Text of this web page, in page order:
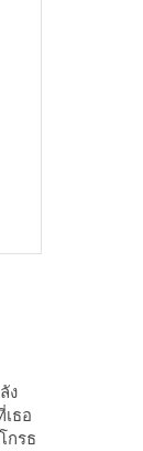
ง
ธอ
กรธ